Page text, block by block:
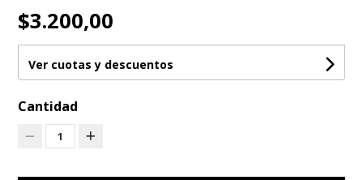
$3.200,00
Ver cuotas y descuentos
Cantidad
1